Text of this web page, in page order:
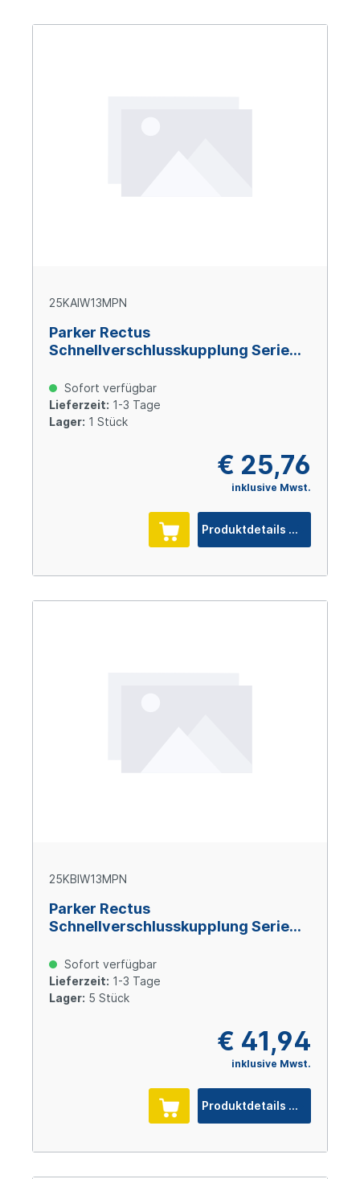
25KAIW13MPN
Parker Rectus
Schnellverschlusskupplung Serie
vernickelt
Sofort verfügbar
Lieferzeit: 1-3 Tage
Lager: 1 Stück
€ 25,76
inklusive Mwst.
Produktdetails
25KBIW13MPN
Parker Rectus
Schnellverschlusskupplung Serie
vernickelt
Sofort verfügbar
Lieferzeit: 1-3 Tage
Lager: 5 Stück
€ 41,94
inklusive Mwst.
Produktdetails